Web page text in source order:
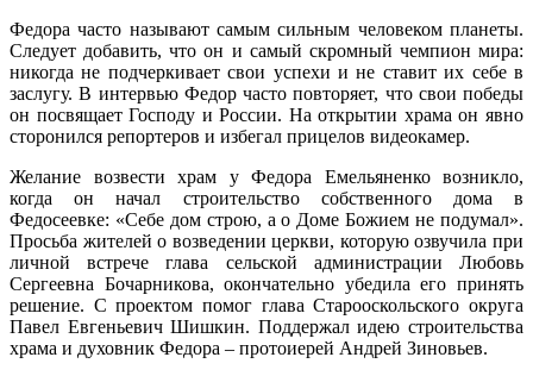
Федора часто называют самым сильным человеком планеты.
Следует добавить, что он и самый скромный чемпион мира:
никогда не подчеркивает свои успехи и не ставит их себе в
заслугу. В интервью Федор часто повторяет, что свои победы
он посвящает Господу и России. На открытии храма он явно
сторонился репортеров и избегал прицелов видеокамер.
Желание возвести храм у Федора Емельяненко возникло,
когда он начал строительство собственного дома в
Федосеевке: «Себе дом строю, а о Доме Божием не подумал».
Просьба жителей о возведении церкви, которую озвучила при
личной встрече глава сельской администрации Любовь
Сергеевна Бочарникова, окончательно убедила его принять
решение. С проектом помог глава Старооскольского округа
Павел Евгеньевич Шишкин. Поддержал идею строительства
храма и духовник Федора – протоиерей Андрей Зиновьев.